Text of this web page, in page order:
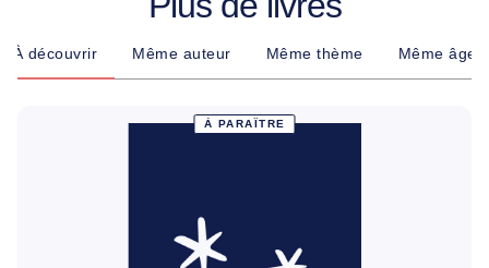
À découvrir Même auteur Même thème Même âge
À PARAÎTRE